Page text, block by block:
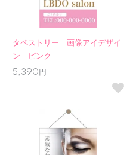
タペストリー 画像アイデザイ
ン ピンク
5,390円